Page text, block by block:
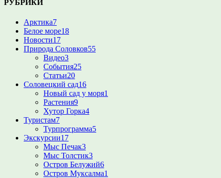
РУБРИКИ
Арктика7
Белое море18
Новости17
Природа Соловков55
Видео3
События25
Статьи20
Соловецкий сад16
Новый сад у моря1
Растения9
Хутор Горка4
Туристам7
Турпрограмма5
Экскурсии17
Мыс Печак3
Мыс Толстик3
Остров Белужий6
Остров Муксалма1